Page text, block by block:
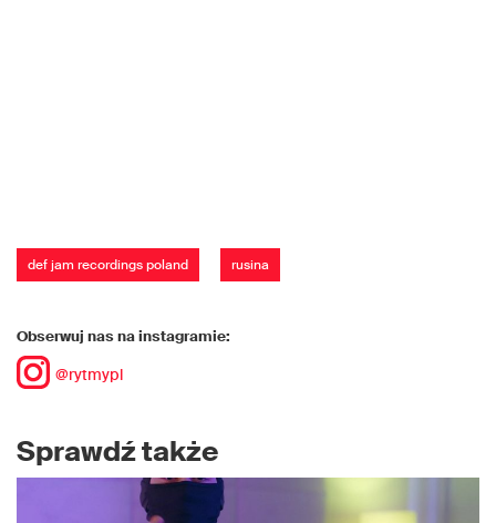
def jam recordings poland rusina
Obserwuj nas na instagramie:
@rytmypl
Sprawdź także